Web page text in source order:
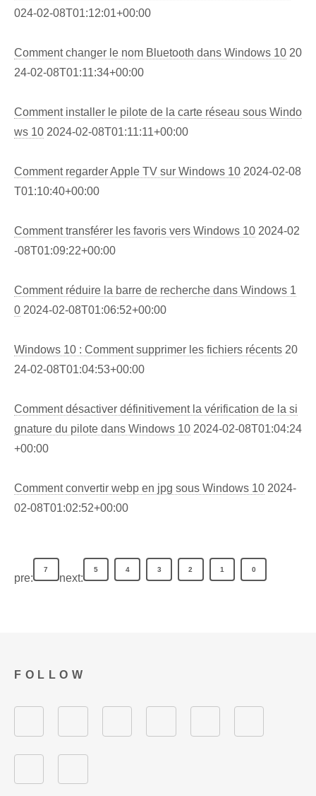
024-02-08T01:12:01+00:00
Comment changer le nom Bluetooth dans Windows 10 20
24-02-08T01:11:34+00:00
Comment installer le pilote de la carte réseau sous Windo
ws 10 2024-02-08T01:11:11+00:00
Comment regarder Apple TV sur Windows 10 2024-02-08
T01:10:40+00:00
Comment transférer les favoris vers Windows 10 2024-02
-08T01:09:22+00:00
Comment réduire la barre de recherche dans Windows 1
0 2024-02-08T01:06:52+00:00
Windows 10 : Comment supprimer les fichiers récents 20
24-02-08T01:04:53+00:00
Comment désactiver définitivement la vérification de la si
gnature du pilote dans Windows 10 2024-02-08T01:04:24
+00:00
Comment convertir webp en jpg sous Windows 10 2024-
02-08T01:02:52+00:00
pre:
7
next:
5 4 3 2 1 0
FOLLOW